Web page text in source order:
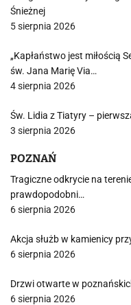
Śnieżnej
5 sierpnia 2026
„Kapłaństwo jest miłością
św. Jana Marię Via…
4 sierpnia 2026
Św. Lidia z Tiatyry –
3 sierpnia 2026
POZNAŃ
Tragiczne odkrycie na
prawdopodobni…
6 sierpnia 2026
Akcja służb w kamienicy
6 sierpnia 2026
Drzwi otwarte w
6 sierpnia 2026